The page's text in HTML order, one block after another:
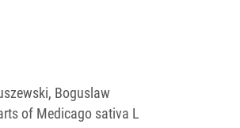
Boguslaw
of Medicago sativa L